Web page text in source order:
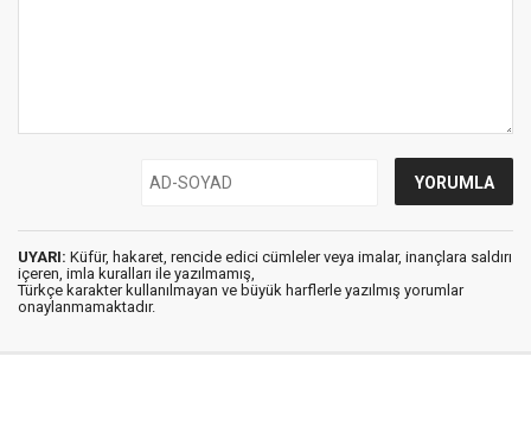
UYARI: Küfür, hakaret, rencide edici cümleler veya imalar, inançlara saldırı
içeren, imla kuralları ile yazılmamış,
Türkçe karakter kullanılmayan ve büyük harflerle yazılmış yorumlar
onaylanmamaktadır.